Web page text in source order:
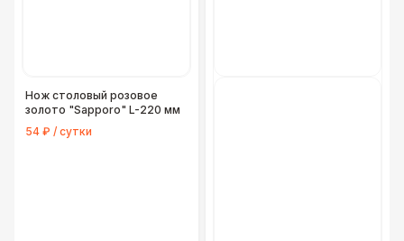
Нож столовый розовое
золото "Sapporo" L-220 мм
54 ₽ / сутки